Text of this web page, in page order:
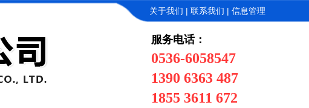
关于我们 | 联系我们 | 信息管理
服务电话：
0536-6058547
1390 6363 487
1855 3611 672